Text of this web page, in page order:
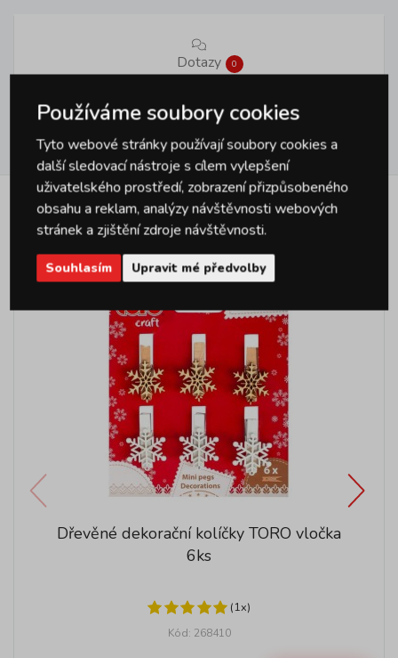
Dotazy 0
Hodnocení 0
Podobné produkty
Dřevěné dekorační kolíčky TORO vločka
6ks
(1x)
Kód: 268410
Používáme soubory cookies
Tyto webové stránky používají soubory cookies a
další sledovací nástroje s cílem vylepšení
uživatelského prostředí, zobrazení přizpůsobeného
obsahu a reklam, analýzy návštěvnosti webových
stránek a zjištění zdroje návštěvnosti.
Souhlasím Upravit mé předvolby